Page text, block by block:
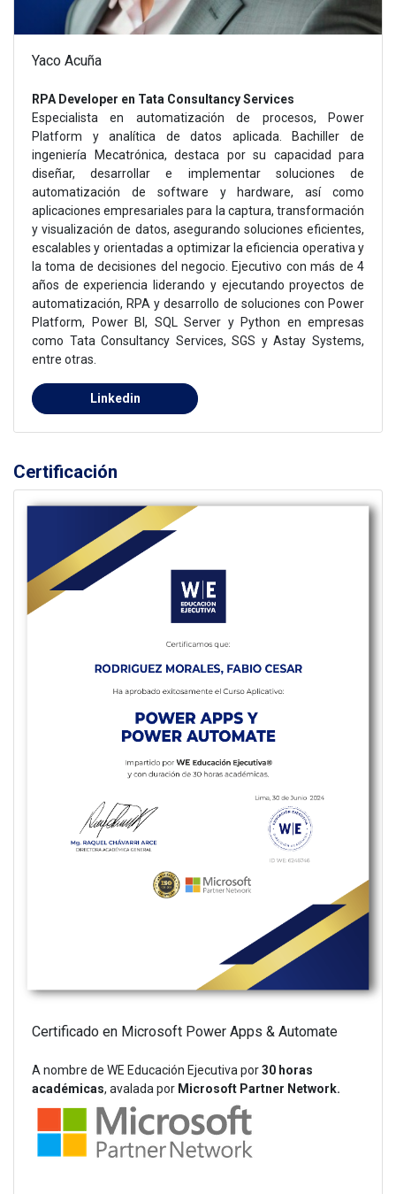
Yaco Acuña
RPA Developer en Tata Consultancy Services
Especialista en automatización de procesos, Power
Platform y analítica de datos aplicada. Bachiller de
ingeniería Mecatrónica, destaca por su capacidad para
diseñar, desarrollar e implementar soluciones de
automatización de software y hardware, así como
aplicaciones empresariales para la captura, transformación
y visualización de datos, asegurando soluciones eficientes,
escalables y orientadas a optimizar la eficiencia operativa y
la toma de decisiones del negocio. Ejecutivo con más de 4
años de experiencia liderando y ejecutando proyectos de
automatización, RPA y desarrollo de soluciones con Power
Platform, Power BI, SQL Server y Python en empresas
como Tata Consultancy Services, SGS y Astay Systems,
entre otras.
Linkedin
Certificación
Certificado en Microsoft Power Apps & Automate
A nombre de WE Educación Ejecutiva por30 horas
académicas, avalada por Microsoft Partner Network.